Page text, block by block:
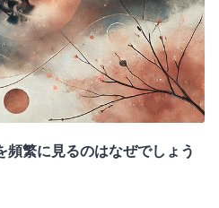
頻繁に見るのはなぜでしょう